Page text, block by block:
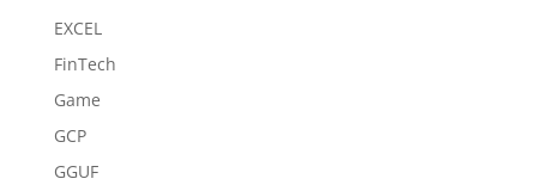
EXCEL
FinTech
Game
GCP
GGUF